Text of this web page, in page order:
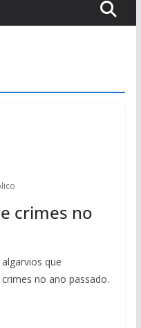
crimes no
que
no ano passado.